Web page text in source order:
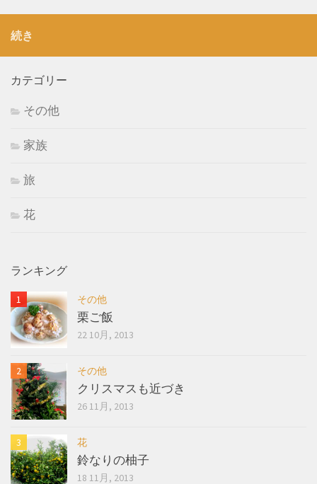
続き
カテゴリー
その他
家族
旅
花
ランキング
その他
栗ご飯
22 10月, 2013
その他
クリスマスも近づき
26 11月, 2013
花
鈴なりの柚子
18 11月, 2013